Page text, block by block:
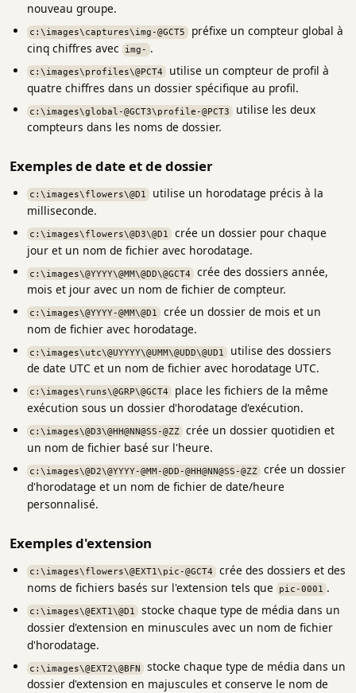
nouveau groupe.
c:\images\captures\img-@GCT5
préfixe un compteur global à
cinq chiffres avec
img- .
c:\images\profiles\@PCT4
utilise un compteur de profil à
quatre chiffres dans un dossier spécifique au profil.
c:\images\global-@GCT3\profile-@PCT3
utilise les deux
compteurs dans les noms de dossier.
Exemples de date et de dossier
c:\images\flowers\@D1
utilise un horodatage précis à la
milliseconde.
c:\images\flowers\@D3\@D1
crée un dossier pour chaque
jour et un nom de fichier avec horodatage.
c:\images\@YYYY\@MM\@DD\@GCT4
crée des dossiers année,
mois et jour avec un nom de fichier de compteur.
c:\images\@YYYY-@MM\@D1
crée un dossier de mois et un
nom de fichier avec horodatage.
c:\images\utc\@UYYYY\@UMM\@UDD\@UD1
utilise des dossiers
de date UTC et un nom de fichier avec horodatage UTC.
c:\images\runs\@GRP\@GCT4
place les fichiers de la même
exécution sous un dossier d'horodatage d'exécution.
c:\images\@D3\@HH@NN@SS-@ZZ
crée un dossier quotidien et
un nom de fichier basé sur l'heure.
c:\images\@D2\@YYYY-@MM-@DD-@HH@NN@SS-@ZZ
crée un dossier
d'horodatage et un nom de fichier de date/heure
personnalisé.
Exemples d'extension
c:\images\flowers\@EXT1\pic-@GCT4
crée des dossiers et des
noms de fichiers basés sur l'extension tels que
pic-0001 .
c:\images\@EXT1\@D1
stocke chaque type de média dans un
dossier d'extension en minuscules avec un nom de fichier
d'horodatage.
c:\images\@EXT2\@BFN
stocke chaque type de média dans un
dossier d'extension en majuscules et conserve le nom de